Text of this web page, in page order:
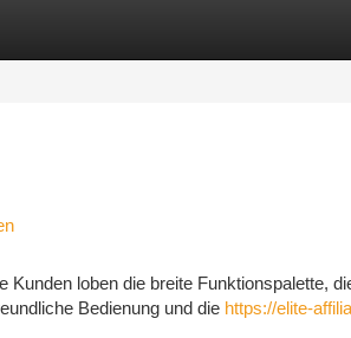
Kunden loben die breite Funktionspalette,
Bedienung und die https://elite-